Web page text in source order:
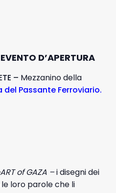
D’APERTURA
– Mezzanino della
del Passante Ferroviario.
of GAZA –i disegni dei
loro parole che li